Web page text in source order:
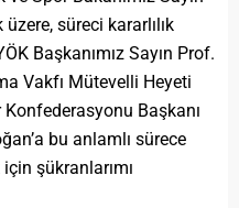
süreci kararlılık
Başkanımız Sayın Prof.
Vakfı Mütevelli Heyeti
Başkanı
bu anlamlı sürece
şükranlarımı